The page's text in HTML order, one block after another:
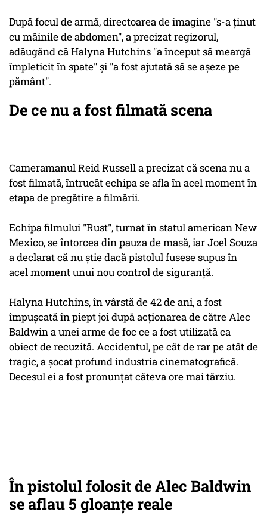
După focul de armă, directoarea de imagine "s-a ţinut
cu mâinile de abdomen", a precizat regizorul,
adăugând că Halyna Hutchins "a început să meargă
împleticit în spate" şi "a fost ajutată să se aşeze pe
pământ".
De ce nu a fost filmată scena
Cameramanul Reid Russell a precizat că scena nu a
fost filmată, întrucât echipa se afla în acel moment în
etapa de pregătire a filmării.
Echipa filmului "Rust", turnat în statul american New
Mexico, se întorcea din pauza de masă, iar Joel Souza
a declarat că nu ştie dacă pistolul fusese supus în
acel moment unui nou control de siguranţă.
Halyna Hutchins, în vârstă de 42 de ani, a fost
împuşcată în piept joi după acţionarea de către Alec
Baldwin a unei arme de foc ce a fost utilizată ca
obiect de recuzită. Accidentul, pe cât de rar pe atât de
tragic, a şocat profund industria cinematografică.
Decesul ei a fost pronunţat câteva ore mai târziu.
În pistolul folosit de Alec Baldwin
se aflau 5 gloanțe reale